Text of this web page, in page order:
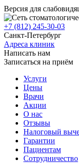
Версия для
+7 (812) 245-30-03
Санкт-Петербург
Адреса клиник
Написать нам
Записаться на приём
Услуги
Цены
Врачи
Акции
О нас
Отзывы
Налоговый
Гарантии
Пациентам
Сотрудничество